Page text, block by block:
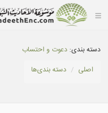
دسته بندی: دعوت و احتساب
اصلی
دسته بندى‌ها